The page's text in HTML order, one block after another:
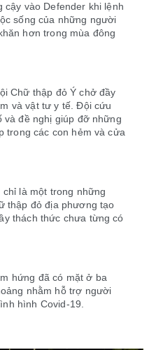
cậy vào Defender khi lệnh
sống của những người
hơn trong mùa đông
Chữ thập đỏ Ý chở đầy
và vật tư y tế. Đội cứu
và đề nghị giúp đỡ những
trong các con hẻm và cửa
là một trong những
thập đỏ địa phương tạo
thách thức chưa từng có
hứng đã có mặt ở ba
nhằm hỗ trợ người
hình Covid-19.